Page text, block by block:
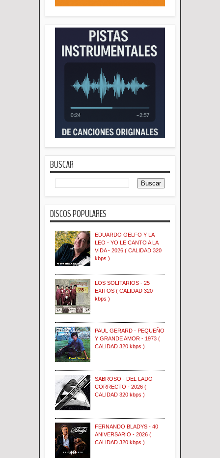
BUSCAR
DISCOS POPULARES
EDUARDO GELFO Y LA
LEO - YO LE CANTO A LA
VIDA - 2026 ( CALIDAD 320
kbps )
LOS SOLITARIOS - 25
EXITOS ( CALIDAD 320
kbps )
PAUL GERARD - PEQUEÑO
Y GRANDE AMOR - 1973 (
CALIDAD 320 kbps )
SABROSO - DEL LADO
CORRECTO - 2026 (
CALIDAD 320 kbps )
FERNANDO BLADYS - 40
ANIVERSARIO - 2026 (
CALIDAD 320 kbps )